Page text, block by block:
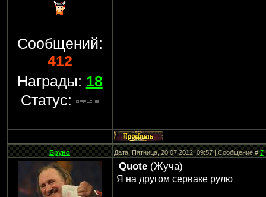
Сообщений:
412
Награды: 18
Статус:
Бруно Дата: Пятница, 20.07.2012, 09:57 | Сообщение #7
Quote(Жуча)
Я на другом серваке рулю